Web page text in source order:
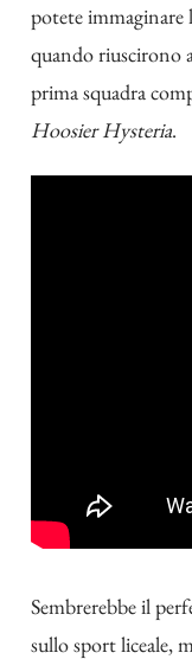
potete immaginare
quando riuscirono
prima squadra
Hoosier Hysteria.
Sembrerebbe il
sullo sport liceale,